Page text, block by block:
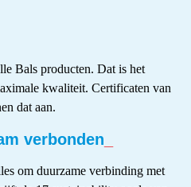
Bals producten. Dat is het
kwaliteit. Certificaten van
dat aan.
verbonden
om duurzame verbinding met